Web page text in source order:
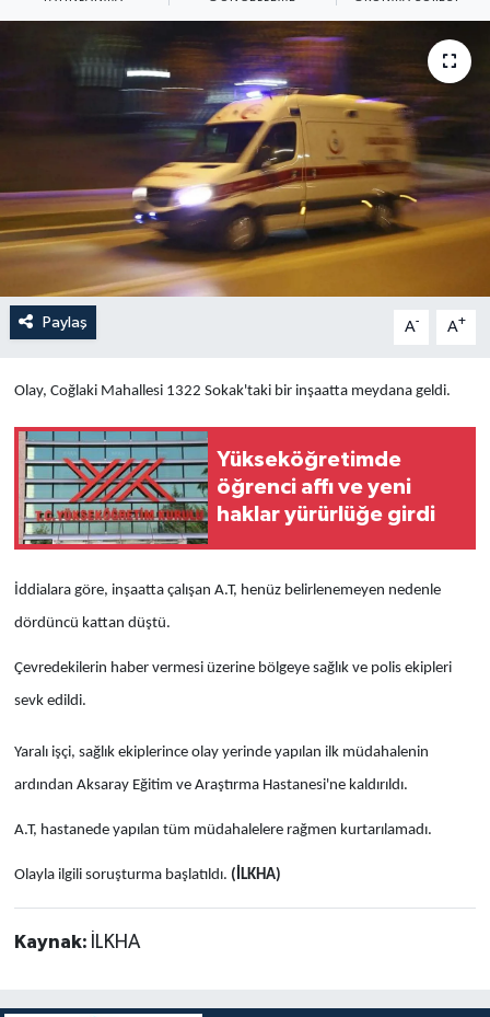
Paylaş A- A+
Olay, Coğlaki Mahallesi 1322 Sokak'taki bir inşaatta meydana geldi.
Yükseköğretimde
öğrenci affı ve yeni
haklar yürürlüğe girdi
İddialara göre, inşaatta çalışan A.T, henüz belirlenemeyen nedenle
dördüncü kattan düştü.
Çevredekilerin haber vermesi üzerine bölgeye sağlık ve polis ekipleri
sevk edildi.
Yaralı işçi, sağlık ekiplerince olay yerinde yapılan ilk müdahalenin
ardından Aksaray Eğitim ve Araştırma Hastanesi'ne kaldırıldı.
A.T, hastanede yapılan tüm müdahalelere rağmen kurtarılamadı.
Olayla ilgili soruşturma başlatıldı. (İLKHA)
Kaynak: İLKHA
Spor
Bi̇li̇m & Teknoloji̇
Dünya
Eği̇ti̇m